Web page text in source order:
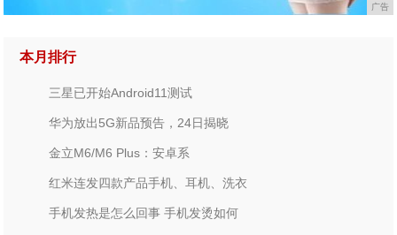
广告
本月排行
三星已开始Android11测试
华为放出5G新品预告，24日揭晓
金立M6/M6 Plus：安卓系
红米连发四款产品手机、耳机、洗衣
手机发热是怎么回事 手机发烫如何